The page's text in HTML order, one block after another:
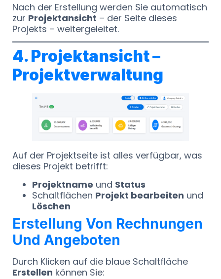
Nach der Erstellung werden Sie automatisch
zur Projektansicht – der Seite dieses
Projekts – weitergeleitet.
4. Projektansicht –
Projektverwaltung
Auf der Projektseite ist alles verfügbar, was
dieses Projekt betrifft:
Projektname und Status
Schaltflächen Projekt bearbeiten und
Löschen
Erstellung Von Rechnungen
Und Angeboten
Durch Klicken auf die blaue Schaltfläche
Erstellen können Sie: